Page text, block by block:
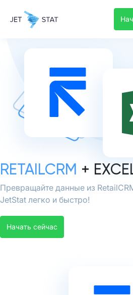
RETAILCRM +
Превращайте данные из
JetStat легко и быстро!
Начать сейчас